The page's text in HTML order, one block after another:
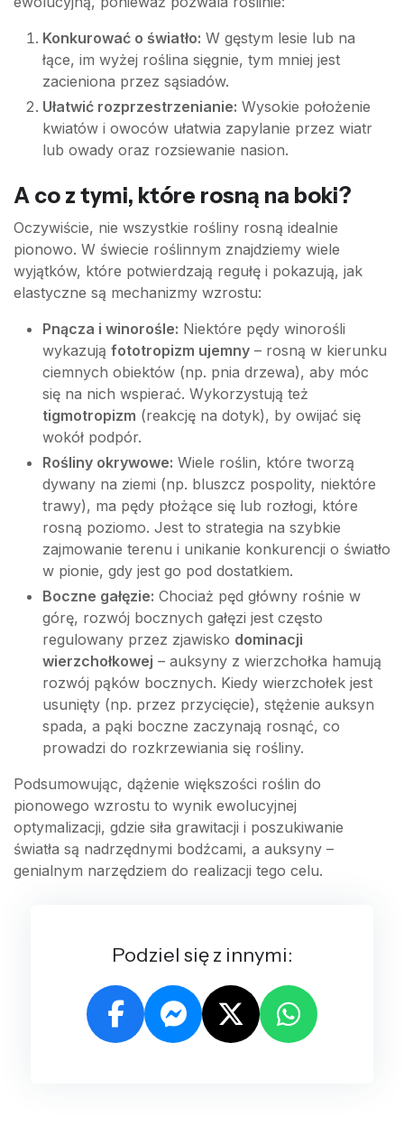
Konkurować o światło: W gęstym lesie lub na
łące, im wyżej roślina sięgnie, tym mniej jest
zacieniona przez sąsiadów.
Ułatwić rozprzestrzenianie: Wysokie położenie
kwiatów i owoców ułatwia zapylanie przez wiatr
lub owady oraz rozsiewanie nasion.
A co z tymi, które rosną na boki?
Oczywiście, nie wszystkie rośliny rosną idealnie
pionowo. W świecie roślinnym znajdziemy wiele
wyjątków, które potwierdzają regułę i pokazują, jak
elastyczne są mechanizmy wzrostu:
Pnącza i winorośle: Niektóre pędy winorośli
wykazują fototropizm ujemny – rosną w kierunku
ciemnych obiektów (np. pnia drzewa), aby móc
się na nich wspierać. Wykorzystują też
tigmotropizm (reakcję na dotyk), by owijać się
wokół podpór.
Rośliny okrywowe: Wiele roślin, które tworzą
dywany na ziemi (np. bluszcz pospolity, niektóre
trawy), ma pędy płożące się lub rozłogi, które
rosną poziomo. Jest to strategia na szybkie
zajmowanie terenu i unikanie konkurencji o światło
w pionie, gdy jest go pod dostatkiem.
Boczne gałęzie: Chociaż pęd główny rośnie w
górę, rozwój bocznych gałęzi jest często
regulowany przez zjawisko dominacji
wierzchołkowej – auksyny z wierzchołka hamują
rozwój pąków bocznych. Kiedy wierzchołek jest
usunięty (np. przez przycięcie), stężenie auksyn
spada, a pąki boczne zaczynają rosnąć, co
prowadzi do rozkrzewiania się rośliny.
Podsumowując, dążenie większości roślin do
pionowego wzrostu to wynik ewolucyjnej
optymalizacji, gdzie siła grawitacji i poszukiwanie
światła są nadrzędnymi bodźcami, a auksyny –
genialnym narzędziem do realizacji tego celu.
Podziel się z innymi: